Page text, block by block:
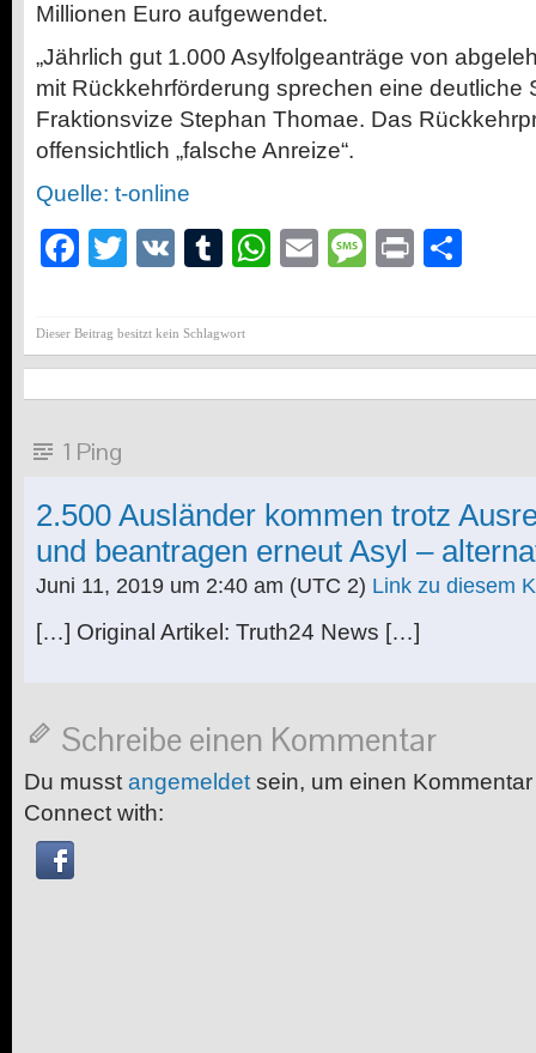
Millionen Euro aufgewendet.
„Jährlich gut 1.000 Asylfolgeanträge von
mit Rückkehrförderung sprechen eine deutliche
Fraktionsvize Stephan Thomae. Das
offensichtlich „falsche Anreize“.
Quelle: t-online
Facebook
Twitter
VK Tumblr
WhatsApp
EmailMessage
Print
Dieser Beitrag besitzt kein Schlagwort
1 Ping
2.500 Ausländer kommen trotz
und beantragen erneut Asyl –
Juni 11, 2019 um 2:40 am (UTC 2) Link zu diesem
[…] Original Artikel: Truth24 News […]
Schreibe einen Kommentar
Du musst angemeldet sein, um einen
Connect with: